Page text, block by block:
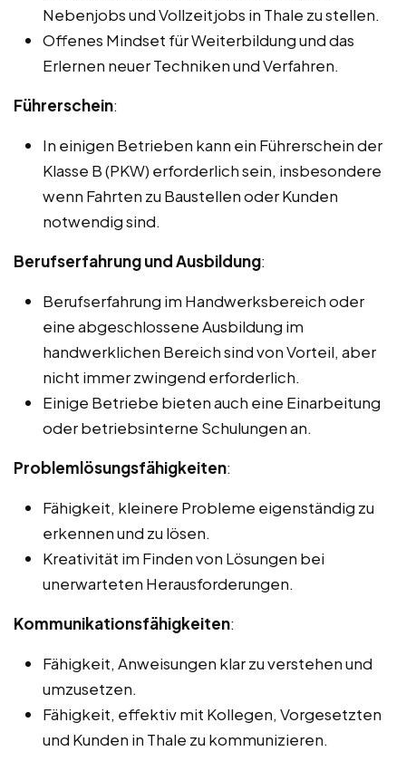
Nebenjobs und Vollzeitjobs in Thale zu stellen.
Offenes Mindset für Weiterbildung und das
Erlernen neuer Techniken und Verfahren.
Führerschein:
In einigen Betrieben kann ein Führerschein der
Klasse B (PKW) erforderlich sein, insbesondere
wenn Fahrten zu Baustellen oder Kunden
notwendig sind.
Berufserfahrung und Ausbildung:
Berufserfahrung im Handwerksbereich oder
eine abgeschlossene Ausbildung im
handwerklichen Bereich sind von Vorteil, aber
nicht immer zwingend erforderlich.
Einige Betriebe bieten auch eine Einarbeitung
oder betriebsinterne Schulungen an.
Problemlösungsfähigkeiten:
Fähigkeit, kleinere Probleme eigenständig zu
erkennen und zu lösen.
Kreativität im Finden von Lösungen bei
unerwarteten Herausforderungen.
Kommunikationsfähigkeiten:
Fähigkeit, Anweisungen klar zu verstehen und
umzusetzen.
Fähigkeit, effektiv mit Kollegen, Vorgesetzten
und Kunden in Thale zu kommunizieren.